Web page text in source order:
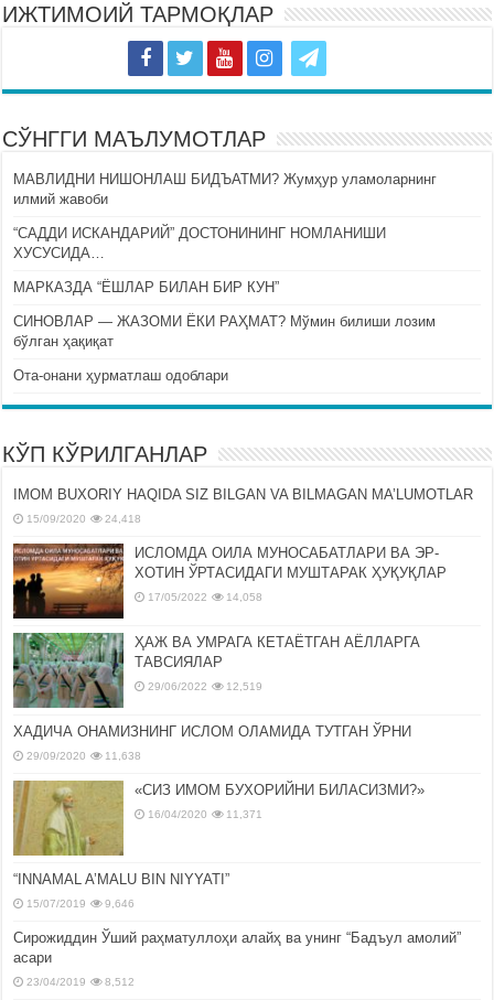
ИЖТИМОИЙ ТАРМОҚЛАР
СЎНГГИ МАЪЛУМОТЛАР
МАВЛИДНИ НИШОНЛАШ БИДЪАТМИ? Жумҳур уламоларнинг
илмий жавоби
“САДДИ ИСКАНДАРИЙ” ДОСТОНИНИНГ НОМЛАНИШИ
ХУСУСИДА…
МАРКАЗДА “ЁШЛАР БИЛАН БИР КУН”
СИНОВЛАР — ЖАЗОМИ ЁКИ РАҲМАТ? Мўмин билиши лозим
бўлган ҳақиқат
Ота-онани ҳурматлаш одоблари
КЎП КЎРИЛГАНЛАР
IMOM BUXORIY HAQIDA SIZ BILGAN VA BILMAGAN MA’LUMOTLAR
15/09/2020 24,418
ИСЛОМДА ОИЛА МУНОСАБАТЛАРИ ВА ЭР-
ХОТИН ЎРТАСИДАГИ МУШТАРАК ҲУҚУҚЛАР
17/05/2022 14,058
ҲАЖ ВА УМРАГА КЕТАЁТГАН АЁЛЛАРГА
ТАВСИЯЛАР
29/06/2022 12,519
ХАДИЧА ОНАМИЗНИНГ ИСЛОМ ОЛАМИДА ТУТГАН ЎРНИ
29/09/2020 11,638
«СИЗ ИМОМ БУХОРИЙНИ БИЛАСИЗМИ?»
16/04/2020 11,371
“INNAMAL A’MALU BIN NIYYATI”
15/07/2019 9,646
Сирожиддин Ўший раҳматуллоҳи алайҳ ва унинг “Бадъул амолий”
асари
23/04/2019 8,512